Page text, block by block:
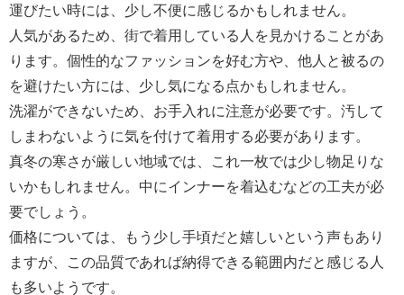
運びたい時には、少し不便に感じるかもしれません。
人気があるため、街で着用している人を見かけることがあ
ります。個性的なファッションを好む方や、他人と被るの
を避けたい方には、少し気になる点かもしれません。
洗濯ができないため、お手入れに注意が必要です。汚して
しまわないように気を付けて着用する必要があります。
真冬の寒さが厳しい地域では、これ一枚では少し物足りな
いかもしれません。中にインナーを着込むなどの工夫が必
要でしょう。
価格については、もう少し手頃だと嬉しいという声もあり
ますが、この品質であれば納得できる範囲内だと感じる人
も多いようです。